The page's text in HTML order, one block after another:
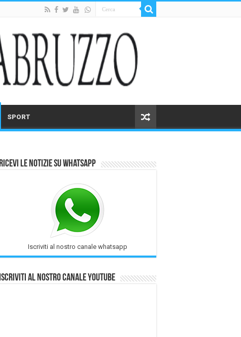
SPORT
Ricevi le notizie su Whatsapp
Iscriviti al nostro canale whatsapp
Iscriviti al nostro Canale Youtube